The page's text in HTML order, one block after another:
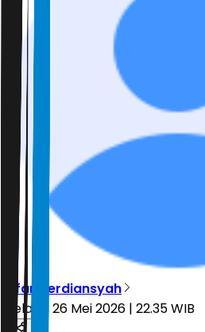
Irfan Ferdiansyah
Selasa, 26 Mei 2026 | 22.35 WIB